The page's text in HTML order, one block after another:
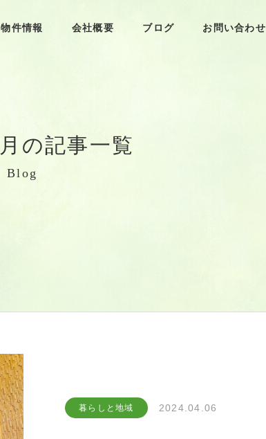
物件情報 会社概要 ブログ お問い合わせ
月 の記事一覧
Blog
暮らしと地域 2024.04.06